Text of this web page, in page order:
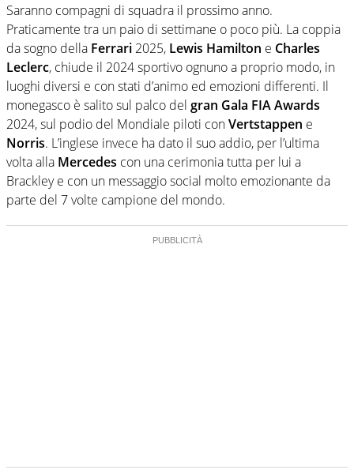
Saranno compagni di squadra il prossimo anno.
Praticamente tra un paio di settimane o poco più. La coppia
da sogno della Ferrari 2025, Lewis Hamilton e Charles
Leclerc, chiude il 2024 sportivo ognuno a proprio modo, in
luoghi diversi e con stati d’animo ed emozioni differenti. Il
monegasco è salito sul palco del gran Gala FIA Awards
2024, sul podio del Mondiale piloti conVertstappen e
Norris. L’inglese invece ha dato il suo addio, per l’ultima
volta alla Mercedes con una cerimonia tutta per lui a
Brackley e con un messaggio social molto emozionante da
parte del 7 volte campione del mondo.